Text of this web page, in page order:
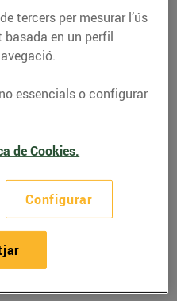
i
tercers per mesurar l’ús
en un perfil
essencials o configurar
de Cookies.
Configurar